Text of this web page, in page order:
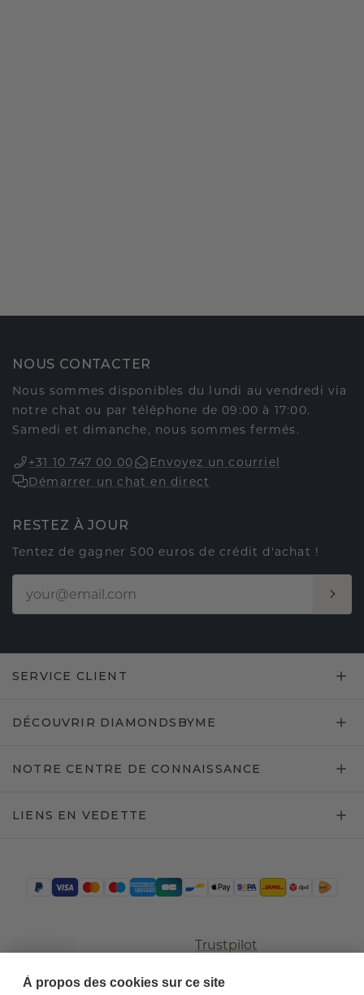
NOUS CONTACTER
Nous sommes disponibles du lundi au vendredi via
notre chat ou par téléphone de 09:00 à 17:00.
Samedi et dimanche, nous sommes fermés.
+31 10 747 00 00
Envoyez un courriel
Démarrer un chat en direct
RESTEZ À JOUR
Tentez de gagner 500 euros de crédit d'achat !
SERVICE CLIENT
DÉCOUVRIR DIAMONDSBYME
NOTRE CENTRE DE CONNAISSANCE
LIENS EN VEDETTE
Trustpilot
À propos des cookies sur ce site